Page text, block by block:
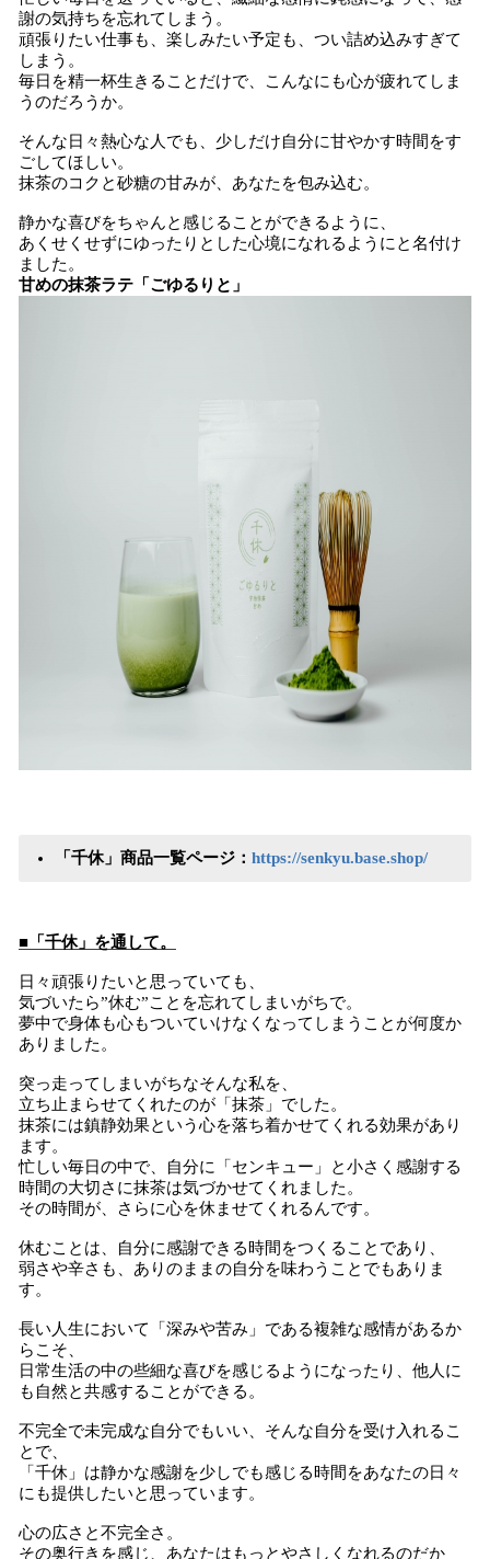
謝の気持ちを忘れてしまう。
頑張りたい仕事も、楽しみたい予定も、つい詰め込みすぎて
しまう。
毎日を精一杯生きることだけで、こんなにも心が疲れてしま
うのだろうか。
そんな日々熱心な人でも、少しだけ自分に甘やかす時間をす
ごしてほしい。
抹茶のコクと砂糖の甘みが、あなたを包み込む。
静かな喜びをちゃんと感じることができるように、
あくせくせずにゆったりとした心境になれるようにと名付け
ました。
甘めの抹茶ラテ「ごゆるりと」
「千休」商品一覧ページ： https://senkyu.base.shop/
■「千休」を通して。
日々頑張りたいと思っていても、
気づいたら”休む”ことを忘れてしまいがちで。
夢中で身体も心もついていけなくなってしまうことが何度か
ありました。
突っ走ってしまいがちなそんな私を、
立ち止まらせてくれたのが「抹茶」でした。
抹茶には鎮静効果という心を落ち着かせてくれる効果があり
ます。
忙しい毎日の中で、自分に「センキュー」と小さく感謝する
時間の大切さに抹茶は気づかせてくれました。
その時間が、さらに心を休ませてくれるんです。
休むことは、自分に感謝できる時間をつくることであり、
弱さや辛さも、ありのままの自分を味わうことでもありま
す。
長い人生において「深みや苦み」である複雑な感情があるか
らこそ、
日常生活の中の些細な喜びを感じるようになったり、他人に
も自然と共感することができる。
不完全で未完成な自分でもいい、そんな自分を受け入れるこ
とで、
「千休」は静かな感謝を少しでも感じる時間をあなたの日々
にも提供したいと思っています。
心の広さと不完全さ。
その奥行きを感じ、あなたはもっとやさしくなれるのだか